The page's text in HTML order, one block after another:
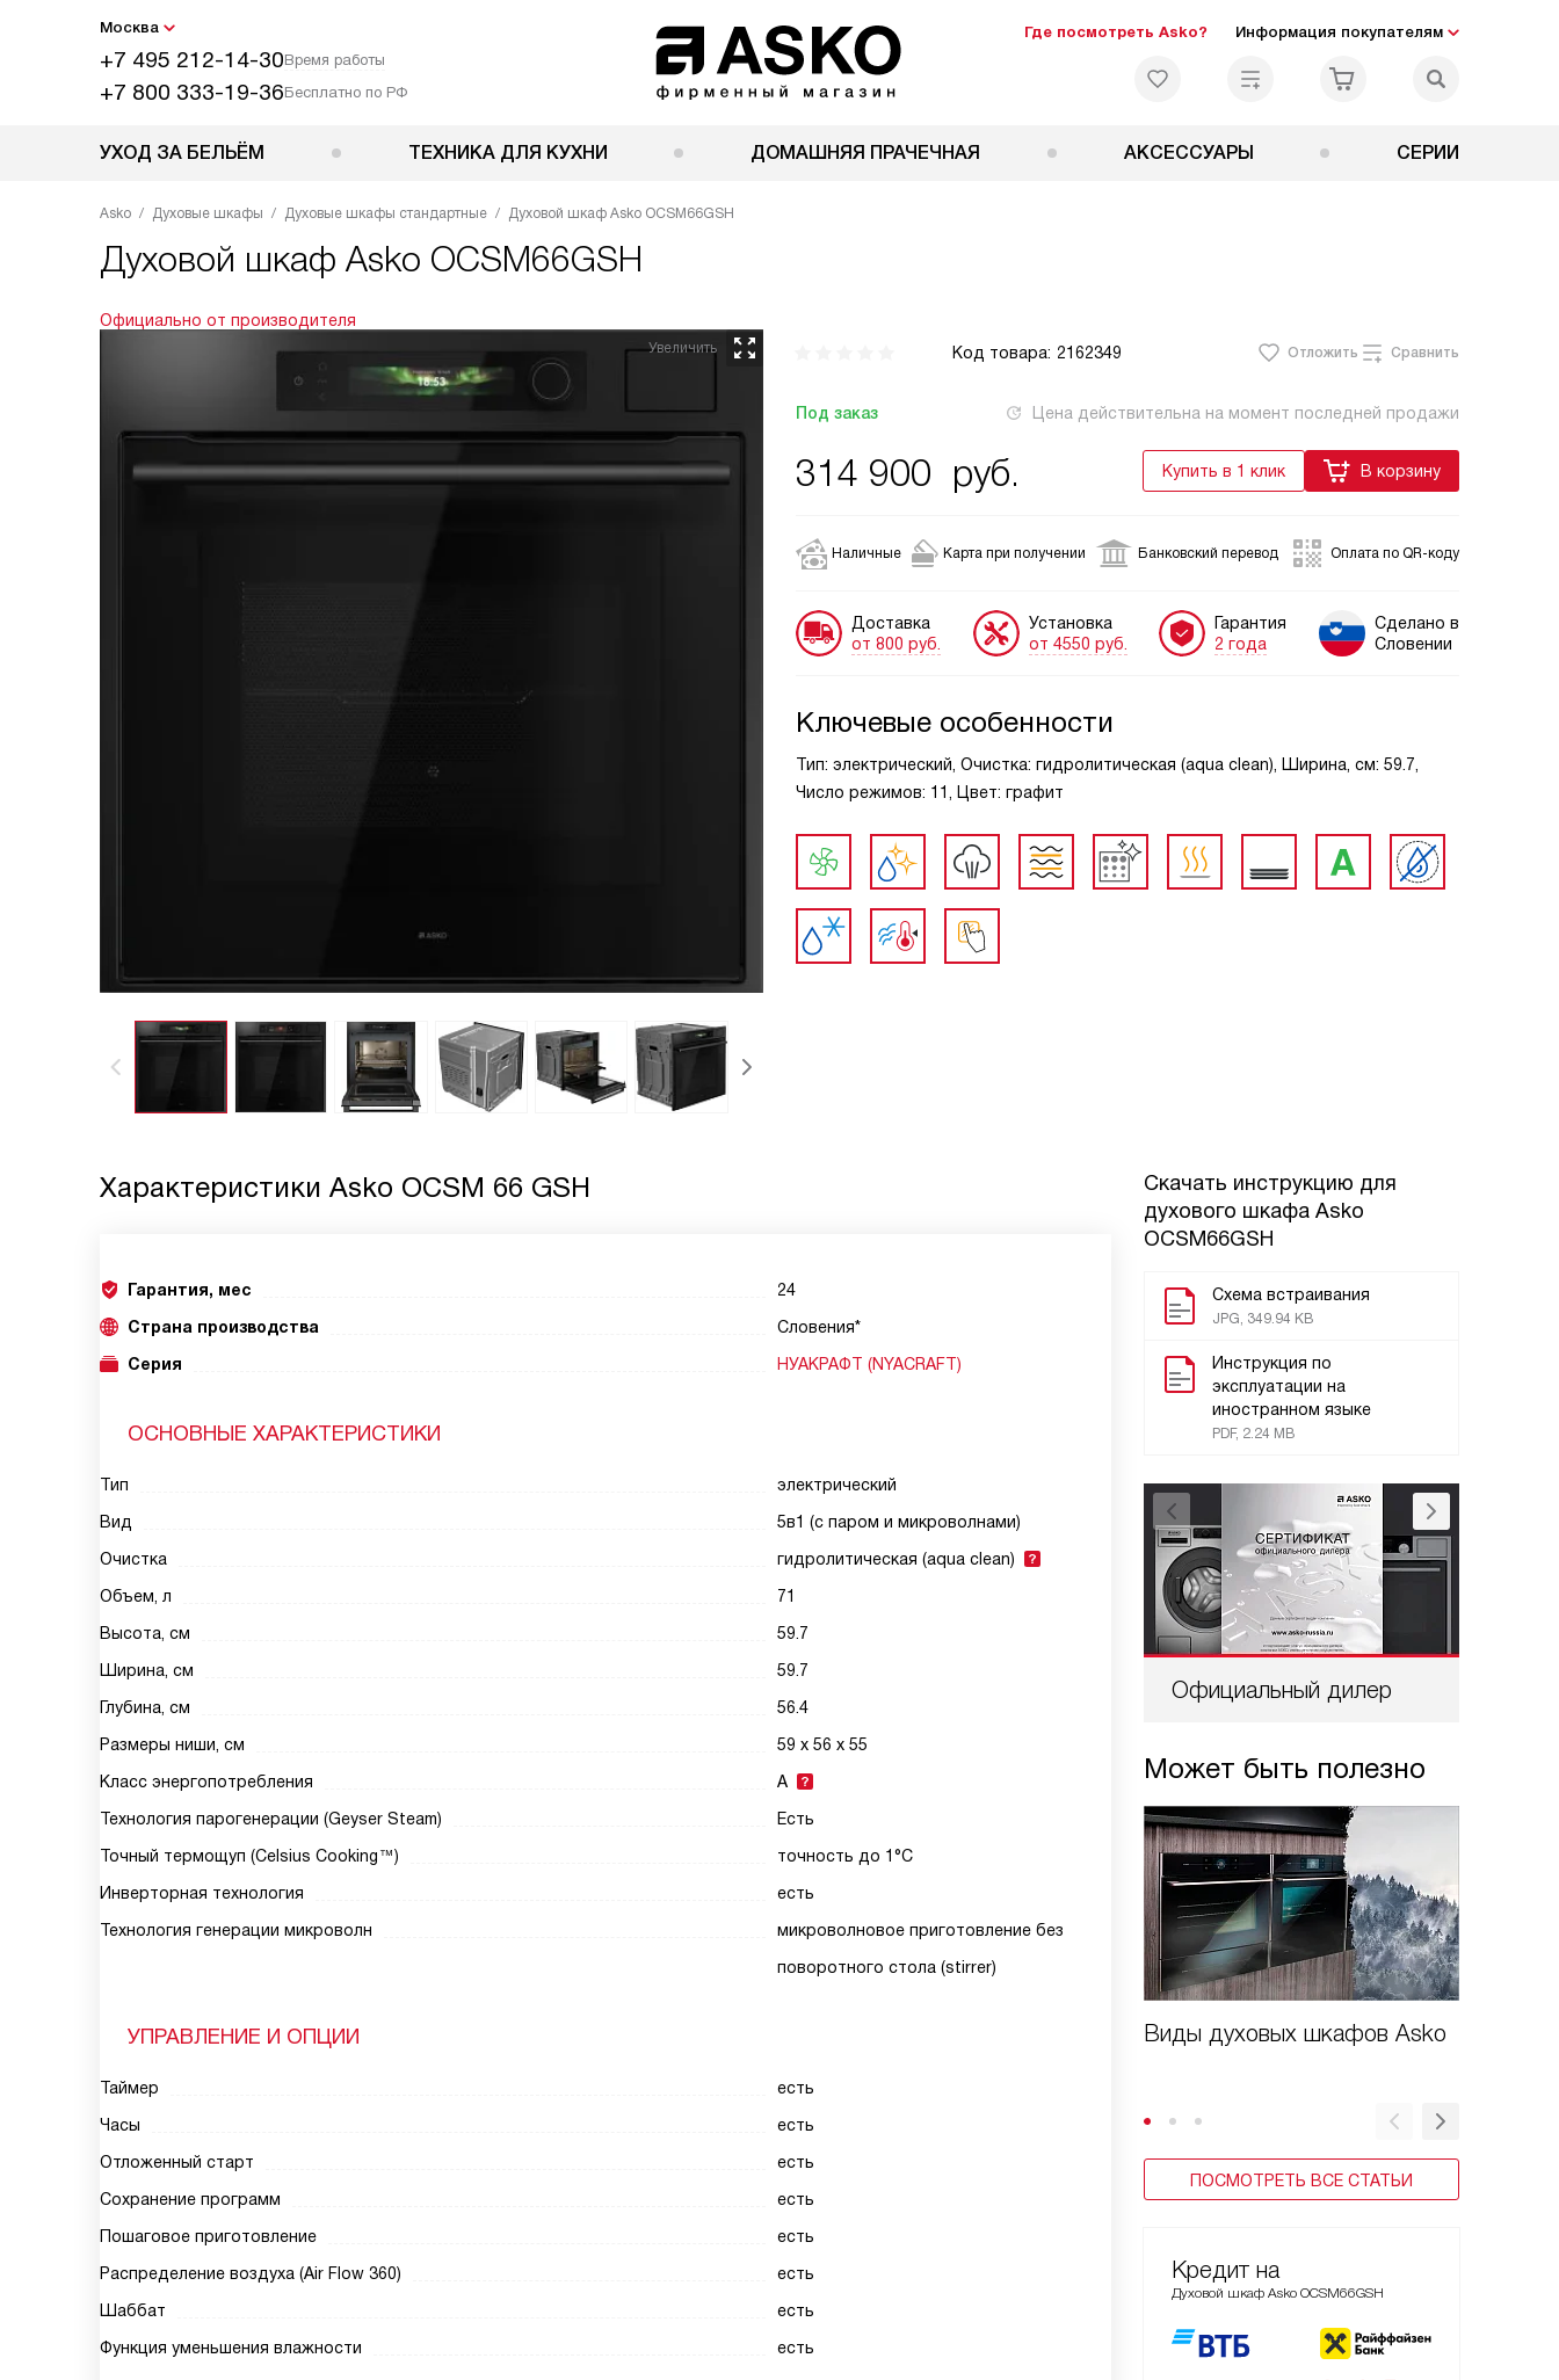
Москва
+7 495 212-14-30Время работы
+7 800 333-19-36Бесплатно по РФ
Где посмотреть Asko? Информация покупателям
УХОД ЗА БЕЛЬЁМ ТЕХНИКА ДЛЯ КУХНИ ДОМАШНЯЯ ПРАЧЕЧНАЯ АКСЕССУАРЫ СЕРИИ
Asko Духовые шкафы Духовые шкафы стандартные Духовой шкаф Asko OCSM66GSH
Духовой шкаф Asko OCSM66GSH
Официально от производителя
Код товара: 2162349 Отложить Сравнить
Под заказ Цена действительна на момент последней продажи
314 900 руб. Купить в 1 клик В корзину
Наличные Карта при получении Банковский перевод Оплата по QR-коду
Доставка
от 800 руб.
Установка
от 4550 руб.
Гарантия
2 года
Сделано в
Словении
Ключевые особенности
Тип: электрический, Очистка: гидролитическая (aqua clean), Ширина, см: 59.7,
Число режимов: 11, Цвет: графит
Скачать инструкцию для
духового шкафа Asko
OCSM66GSH
Схема встраивания
JPG, 349.94 KB
Инструкция по
эксплуатации на
иностранном языке
PDF, 2.24 MB
Официальный дилер
Может быть полезно
Виды духовых шкафов Asko
ПОСМОТРЕТЬ ВСЕ СТАТЬИ
Кредит на
Духовой шкаф Asko OCSM66GSH
Характеристики Asko OCSM 66 GSH
Гарантия, мес
24
Страна производства
Словения*
Серия
НУАКРАФТ (NYACRAFT)
ОСНОВНЫЕ ХАРАКТЕРИСТИКИ
Тип
электрический
Вид
5в1 (с паром и микроволнами)
Очистка
гидролитическая (aqua clean)
Объем, л
71
Высота, см
59.7
Ширина, см
59.7
Глубина, см
56.4
Размеры ниши, см
59 х 56 х 55
Класс энергопотребления
A
Технология парогенерации (Geyser Steam)
Есть
Точный термощуп (Celsius Cooking™)
точность до 1°С
Инверторная технология
есть
Технология генерации микроволн
микроволновое приготовление без
поворотного стола (stirrer)
УПРАВЛЕНИЕ И ОПЦИИ
Таймер
есть
Часы
есть
Отложенный старт
есть
Сохранение программ
есть
Пошаговое приготовление
есть
Распределение воздуха (Air Flow 360)
есть
Шаббат
есть
Функция уменьшения влажности
есть